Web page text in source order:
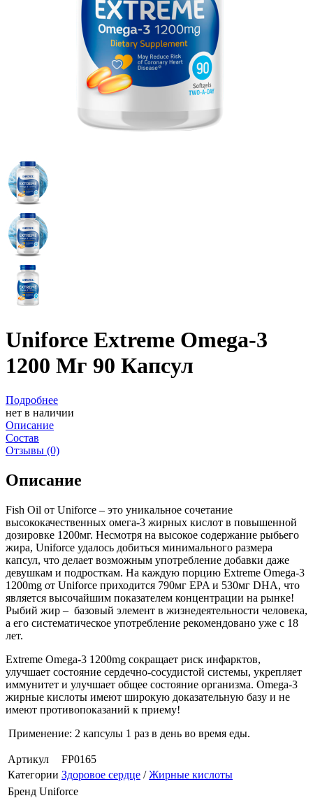
Uniforce Extreme Omega-3
1200 Мг 90 Капсул
Подробнее
нет в наличии
Описание
Состав
Отзывы (0)
Описание
Fish Oil от Uniforce – это уникальное сочетание
высококачественных омега-3 жирных кислот в повышенной
дозировке 1200мг. Несмотря на высокое содержание рыбьего
жира, Uniforce удалось добиться минимального размера
капсул, что делает возможным употребление добавки даже
девушкам и подросткам. На каждую порцию Extreme Omega-3
1200mg от Uniforce приходится 790мг EPA и 530мг DHA, что
является высочайшим показателем концентрации на рынке!
Рыбий жир – базовый элемент в жизнедеятельности человека,
а его систематическое употребление рекомендовано уже с 18
лет.
Extreme Omega-3 1200mg сокращает риск инфарктов,
улучшает состояние сердечно-сосудистой системы, укрепляет
иммунитет и улучшает общее состояние организма. Omega-3
жирные кислоты имеют широкую доказательную базу и не
имеют противопоказаний к приему!
Применение: 2 капсулы 1 раз в день во время еды.
Артикул
FP0165
Категории Здоровое сердце /Жирные кислоты
Бренд Uniforce